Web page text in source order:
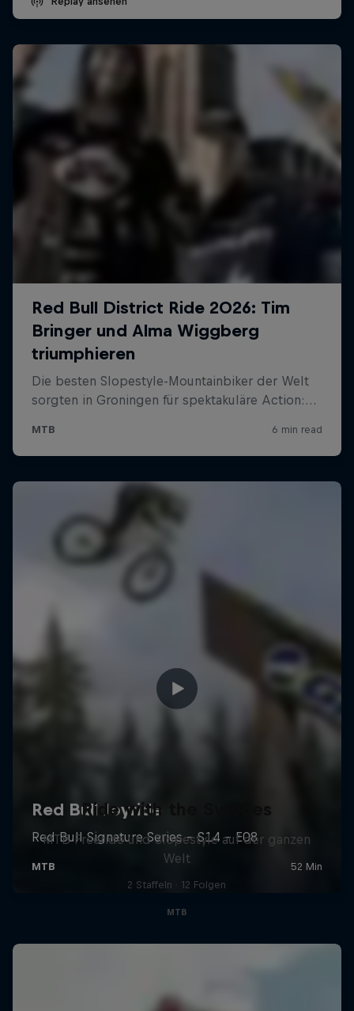
Ride with the Swedes
MTB Freeride und Slopestyle auf der ganzen
Welt
2 Staffeln · 12 Folgen
MTB